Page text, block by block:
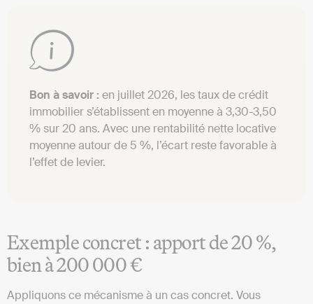
Bon à savoir : en juillet 2026, les taux de crédit
immobilier s’établissent en moyenne à 3,30-3,50
% sur 20 ans. Avec une rentabilité nette locative
moyenne autour de 5 %, l’écart reste favorable à
l’effet de levier.
Exemple concret : apport de 20 %,
bien à 200 000 €
Appliquons ce mécanisme à un cas concret. Vous